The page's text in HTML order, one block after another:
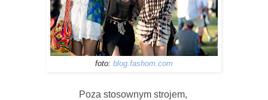
foto: blog.fashom.com
Poza stosownym strojem,